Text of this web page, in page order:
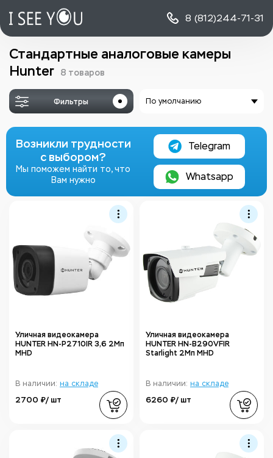
8 (812)244-71-31
Стандартные аналоговые камеры
Hunter
8 товаров
Фильтры По умолчанию
Возникли трудности
с выбором?
Мы поможем найти то, что
Вам нужно
Telegram
Whatsapp
Уличная видеокамера
HUNTER HN-P2710IR 3,6 2Мп
MHD
В наличии: на складе
2700 ₽/ шт
Уличная видеокамера
HUNTER HN-B290VFIR
Starlight 2Мп MHD
В наличии: на складе
6260 ₽/ шт